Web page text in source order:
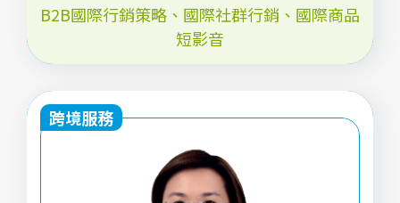
B2B國際行銷策略、國際社群行銷、國際商品
短影音
跨境服務